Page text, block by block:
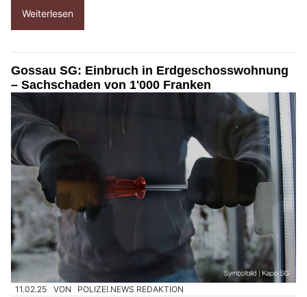
Weiterlesen
Gossau SG: Einbruch in Erdgeschosswohnung
– Sachschaden von 1'000 Franken
11.02.25 VON POLIZEI.NEWS REDAKTION